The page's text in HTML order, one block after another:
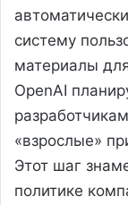
систему
материалы
OpenAI
«взрослые»
Этот шаг
политике